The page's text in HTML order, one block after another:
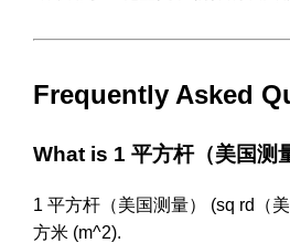
Frequently Asked
What is 1 平方杆（美国测
1 平方杆（美国测量） (sq rd（
方米 (m^2).